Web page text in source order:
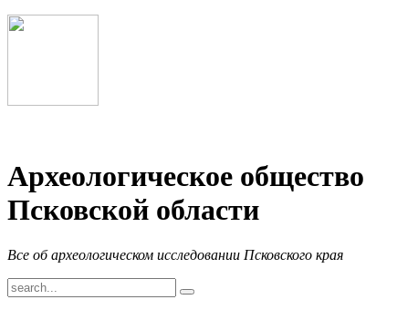
Археологическое общество
Псковской области
Все об археологическом исследовании Псковского края